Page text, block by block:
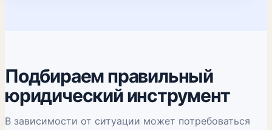
Подбираем правильный
юридический инструмент
В зависимости от ситуации может потребоваться